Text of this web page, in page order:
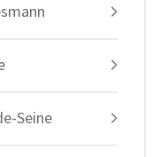
Seine